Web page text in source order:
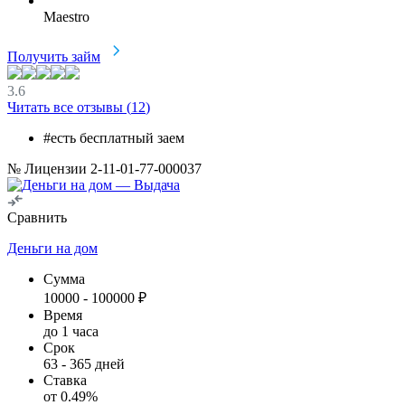
Maestro
Получить займ
3.6
Читать все отзывы (12)
#есть бесплатный заем
№ Лицензии 2-11-01-77-000037
Сравнить
Деньги на дом
Сумма
10000 - 100000 ₽
Время
до 1 часа
Срок
63 - 365 дней
Ставка
от 0.49%